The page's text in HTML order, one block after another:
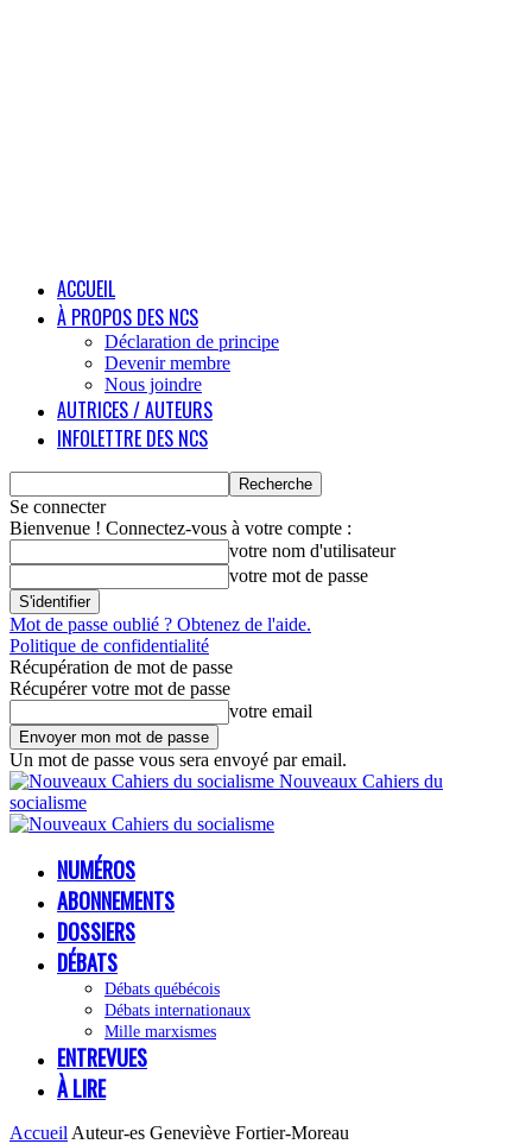
ACCUEIL
À PROPOS DES NCS
Déclaration de principe
Devenir membre
Nous joindre
AUTRICES / AUTEURS
INFOLETTRE DES NCS
Se connecter
Bienvenue ! Connectez-vous à votre compte :
votre nom d'utilisateur
votre mot de passe
Mot de passe oublié ? Obtenez de l'aide.
Politique de confidentialité
Récupération de mot de passe
Récupérer votre mot de passe
votre email
Un mot de passe vous sera envoyé par email.
Nouveaux Cahiers du
socialisme
NUMÉROS
ABONNEMENTS
DOSSIERS
DÉBATS
Débats québécois
Débats internationaux
Mille marxismes
ENTREVUES
À LIRE
Accueil Auteur-es Geneviève Fortier-Moreau